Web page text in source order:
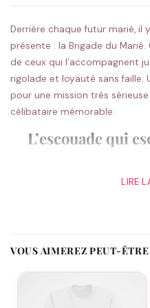
Derrière chaque futur marié, il
présente : la Brigade du Marié.
de ceux qui l’accompagnent
rigolade et loyauté sans faille.
pour une mission très
célibataire mémorable.
L’escouade qui
ensemble, on veille sur le
Chaque
Ajoutez le prénom de chacun,
LIRE
VOUS AIMEREZ PEUT-